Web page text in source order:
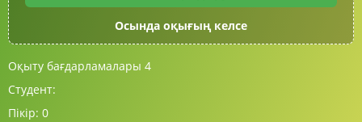
Осында оқығың келсе
Оқыту бағдарламалары 4
Студент:
Пікір: 0